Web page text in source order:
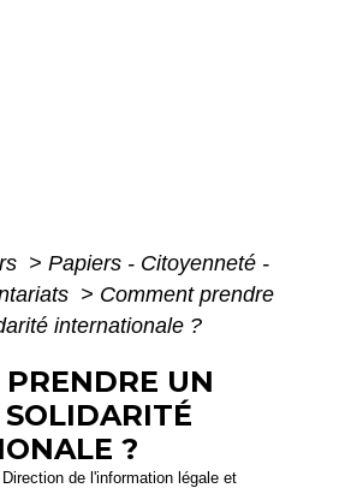
> Papiers - Citoyenneté -
> Comment prendre
internationale ?
UN
?
de l'information légale et